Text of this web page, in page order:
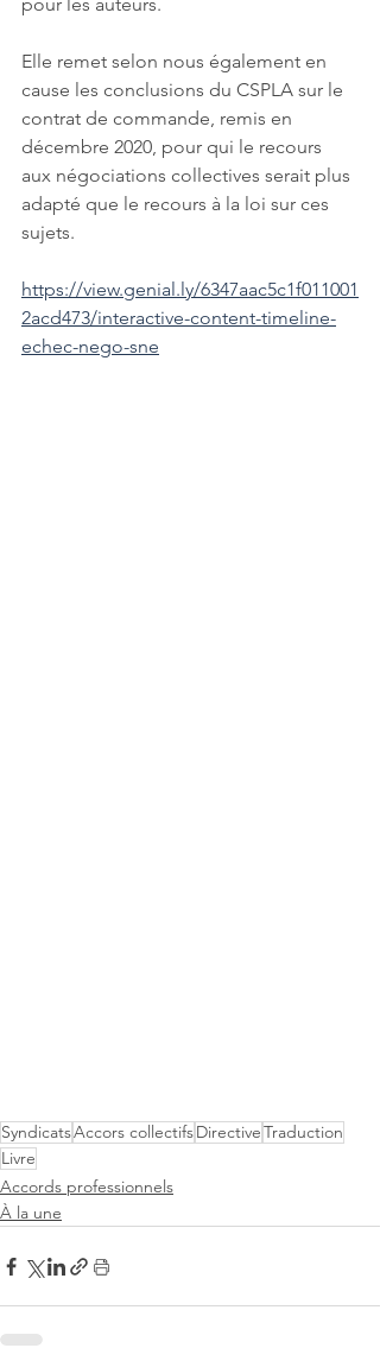
Elle remet selon nous également en
cause les conclusions du CSPLA sur le
contrat de commande, remis en
décembre 2020, pour qui le recours
aux négociations collectives serait plus
adapté que le recours à la loi sur ces
sujets.
https://view.genial.ly/6347aac5c1f011001
2acd473/interactive-content-timeline-
echec-nego-sne
SyndicatsAccors collectifsDirectiveTraduction
Livre
Accords professionnels
À la une